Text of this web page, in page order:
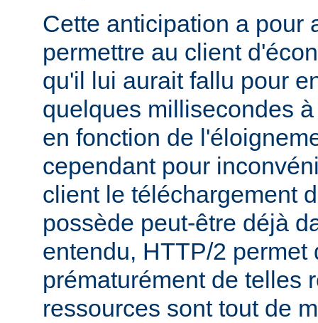
Cette anticipation a pour
permettre au client
qu'il lui aurait fallu pour
quelques millisecondes
en fonction de
cependant pour
client le téléchargement
possède peut-être déjà
entendu, HTTP/2 permet
prématurément de telles
ressources sont tout de